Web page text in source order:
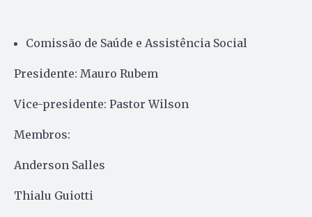
Comissão de Saúde e Assistência Social
Presidente: Mauro Rubem
Vice-presidente: Pastor Wilson
Membros:
Anderson Salles
Thialu Guiotti